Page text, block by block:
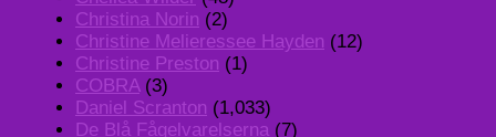
Christina Norin (2)
Christine Melieressee Hayden (12)
Christine Preston (1)
COBRA(3)
Daniel Scranton (1,033)
De Blå Fågelvarelserna (7)